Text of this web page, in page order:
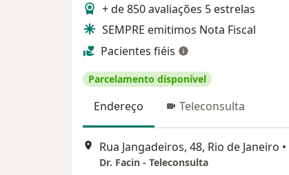
+ de 850 avaliações 5 estrelas
SEMPRE emitimos Nota Fiscal
Pacientes fiéis
Parcelamento disponível
Endereço Teleconsulta
Rua Jangadeiros, 48, Rio de Janeiro •
Dr. Facin - Teleconsulta